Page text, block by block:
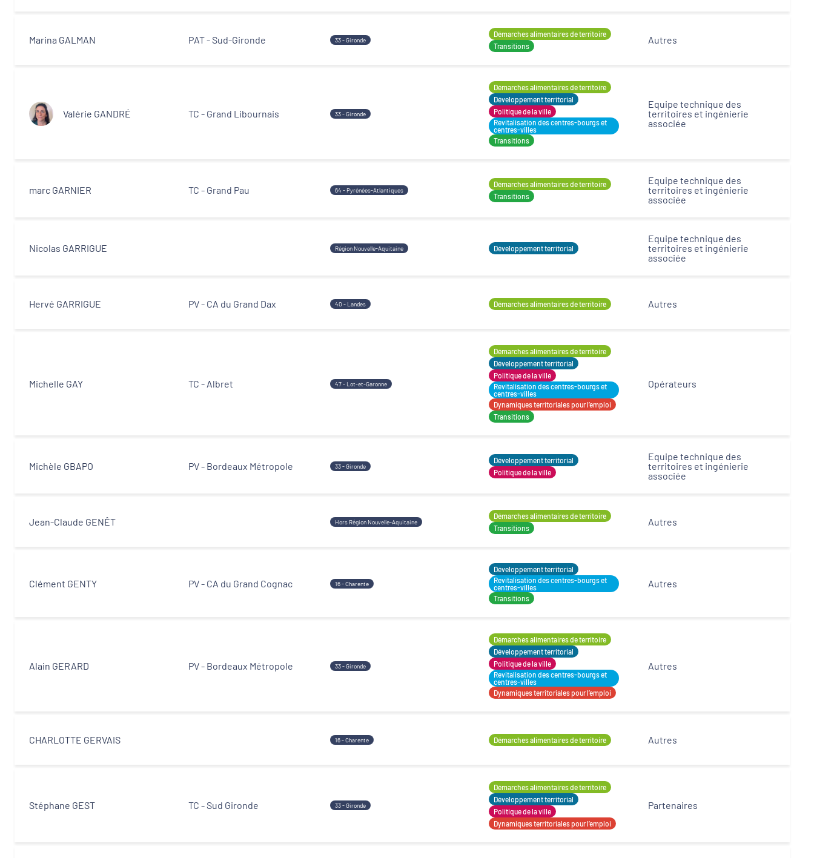
Marina GALMAN PAT - Sud-Gironde 33 - Gironde
Démarches alimentaires de territoire
Transitions
Autres
Valérie GANDRÉ TC - Grand Libournais 33 - Gironde
Démarches alimentaires de territoire
Développement territorial
Politique de la ville
Revitalisation des centres-bourgs et
centres-villes
Transitions
Equipe technique des
territoires et ingénierie
associée
marc GARNIER TC - Grand Pau 64 - Pyrénées-Atlantiques
Démarches alimentaires de territoire
Transitions
Equipe technique des
territoires et ingénierie
associée
Nicolas GARRIGUE Région Nouvelle-Aquitaine Développement territorial
Equipe technique des
territoires et ingénierie
associée
Hervé GARRIGUE PV - CA du Grand Dax 40 - Landes Démarches alimentaires de territoire Autres
Michelle GAY TC - Albret 47 - Lot-et-Garonne
Démarches alimentaires de territoire
Développement territorial
Politique de la ville
Revitalisation des centres-bourgs et
centres-villes
Dynamiques territoriales pour l’emploi
Transitions
Opérateurs
Michèle GBAPO PV - Bordeaux Métropole 33 - Gironde
Développement territorial
Politique de la ville
Equipe technique des
territoires et ingénierie
associée
Jean-Claude GENÊT Hors Région Nouvelle-Aquitaine
Démarches alimentaires de territoire
Transitions
Autres
Clément GENTY PV - CA du Grand Cognac 16 - Charente
Développement territorial
Revitalisation des centres-bourgs et
centres-villes
Transitions
Autres
Alain GERARD PV - Bordeaux Métropole 33 - Gironde
Démarches alimentaires de territoire
Développement territorial
Politique de la ville
Revitalisation des centres-bourgs et
centres-villes
Dynamiques territoriales pour l’emploi
Autres
CHARLOTTE GERVAIS 16 - Charente Démarches alimentaires de territoire Autres
Stéphane GEST TC - Sud Gironde 33 - Gironde
Démarches alimentaires de territoire
Développement territorial
Politique de la ville
Dynamiques territoriales pour l’emploi
Partenaires